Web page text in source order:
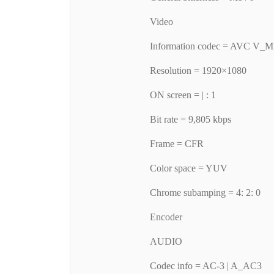
Video
Information codec = AVC
Resolution = 1920×1080
ON screen = | : 1
Bit rate = 9,805 kbps
Frame = CFR
Color space = YUV
Chrome subamping = 4: 2: 0
Encoder
AUDIO
Codec info = AC-3 | A_AC3